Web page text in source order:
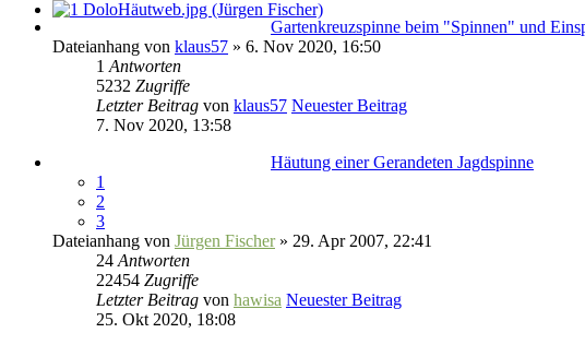
Gartenkreuzspinne beim "Spinnen" und
Dateianhang von klaus57 » 6. Nov 2020, 16:50
1 Antworten
5232 Zugriffe
Letzter Beitrag von klaus57 Neuester Beitrag
7. Nov 2020, 13:58
Häutung einer Gerandeten Jagdspinne
1
2
3
Dateianhang von Jürgen Fischer» 29. Apr 2007, 22:41
24 Antworten
22454 Zugriffe
Letzter Beitrag von hawisa Neuester Beitrag
25. Okt 2020, 18:08